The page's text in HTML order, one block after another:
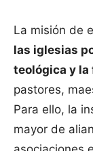
La misión de
las iglesias
teológica y
pastores,
Para ello, la
mayor de